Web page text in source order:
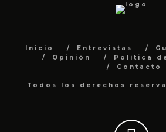
Inicio Entrevistas
Opinión
Política
Contacto
Todos los derechos